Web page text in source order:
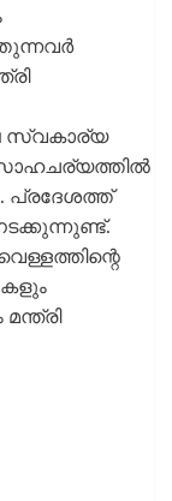
സ്വകാര്യ
സാഹചര്യത്തില്‍
പ്രദേശത്ത്